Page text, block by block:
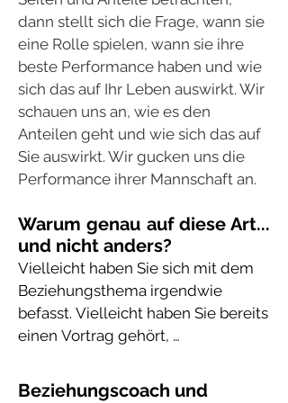
dann stellt sich die Frage, wann sie
eine Rolle spielen, wann sie ihre
beste Performance haben und wie
sich das auf Ihr Leben auswirkt. Wir
schauen uns an, wie es den
Anteilen geht und wie sich das auf
Sie auswirkt. Wir gucken uns die
Performance ihrer Mannschaft an.
Warum genau auf diese Art...
und nicht anders?
Vielleicht haben Sie sich mit dem
Beziehungsthema irgendwie
befasst. Vielleicht haben Sie bereits
einen Vortrag gehört,
Medien erhalten oder aus einem
Beziehungscoach und